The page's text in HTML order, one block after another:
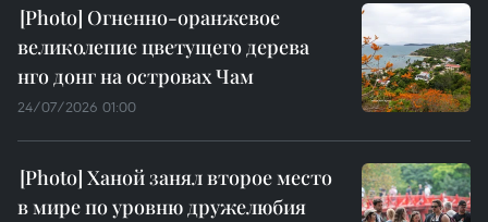
Огненно-оранжевое
великолепие цветущего дерева
нго донг на островах Чам
24/07/2026 01:00
Ханой занял второе место
в мире по уровню дружелюбия